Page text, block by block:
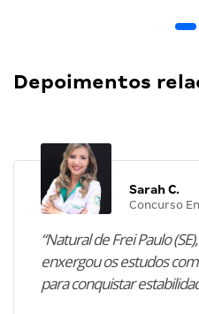
Depoimentos
Sarah C.
Concurso
“Natural de Frei Paulo
enxergou os estudos
para conquistar